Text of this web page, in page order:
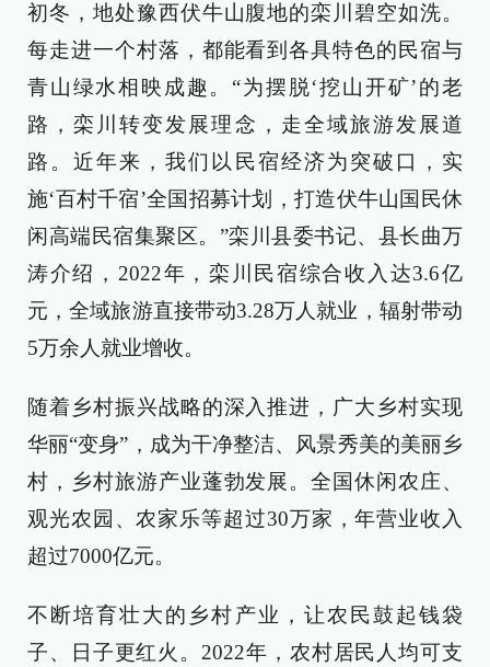
初冬，地处豫西伏牛山腹地的栾川碧空如洗。
每走进一个村落，都能看到各具特色的民宿与
青山绿水相映成趣。“为摆脱‘挖山开矿’的老
路，栾川转变发展理念，走全域旅游发展道
路。近年来，我们以民宿经济为突破口，实
施‘百村千宿’全国招募计划，打造伏牛山国民休
闲高端民宿集聚区。”栾川县委书记、县长曲万
涛介绍，2022年，栾川民宿综合收入达3.6亿
元，全域旅游直接带动3.28万人就业，辐射带动
5万余人就业增收。
随着乡村振兴战略的深入推进，广大乡村实现
华丽“变身”，成为干净整洁、风景秀美的美丽乡
村，乡村旅游产业蓬勃发展。全国休闲农庄、
观光农园、农家乐等超过30万家，年营业收入
超过7000亿元。
不断培育壮大的乡村产业，让农民鼓起钱袋
子、日子更红火。2022年，农村居民人均可支